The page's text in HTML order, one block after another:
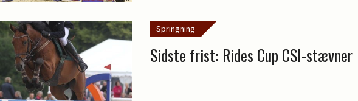
Springning
Sidste frist: Rides Cup CSI-stævner